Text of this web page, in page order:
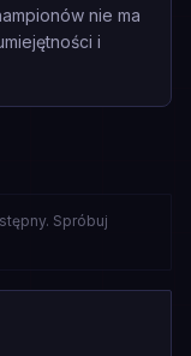
nie ma
i
Spróbuj